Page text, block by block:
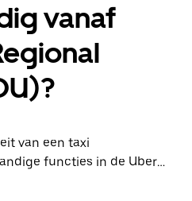
vanaf
van een taxi
functies in de Uber-
de luchthaven COU te